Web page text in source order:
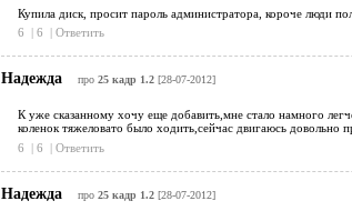
Купила диск, просит пароль администратора, короче люди
6
| 6 | Ответить
Надежда про 25 кадр 1.2[28-07-2012]
К уже сказанному хочу еще добавить,мне стало намного
коленок тяжеловато было ходить,сейчас двигаюсь
6
| 6 | Ответить
Надежда про 25 кадр 1.2[28-07-2012]